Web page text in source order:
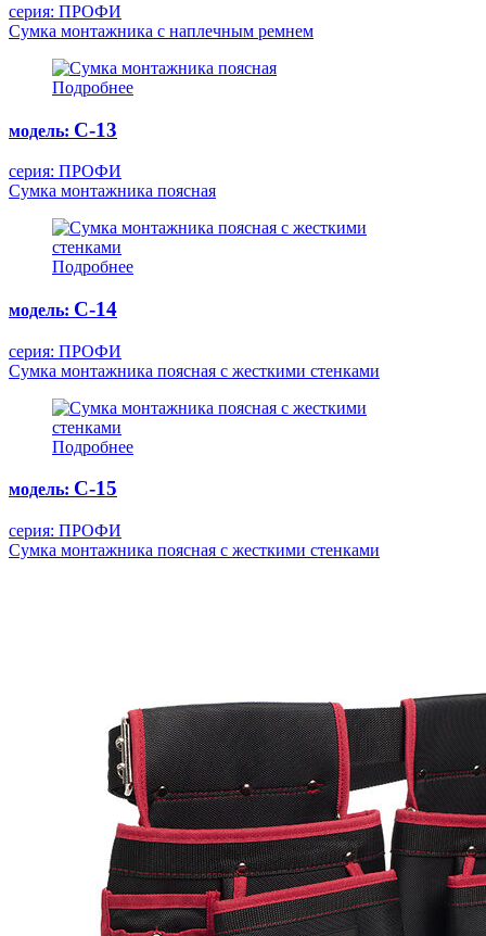
серия: ПРОФИ
Cумка монтажника с наплечным ремнем
Подробнее
модель: С-13
серия: ПРОФИ
Сумка монтажника поясная
Подробнее
модель: С-14
серия: ПРОФИ
Сумка монтажника поясная с жесткими стенками
Подробнее
модель: С-15
серия: ПРОФИ
Cумка монтажника поясная с жесткими стенками